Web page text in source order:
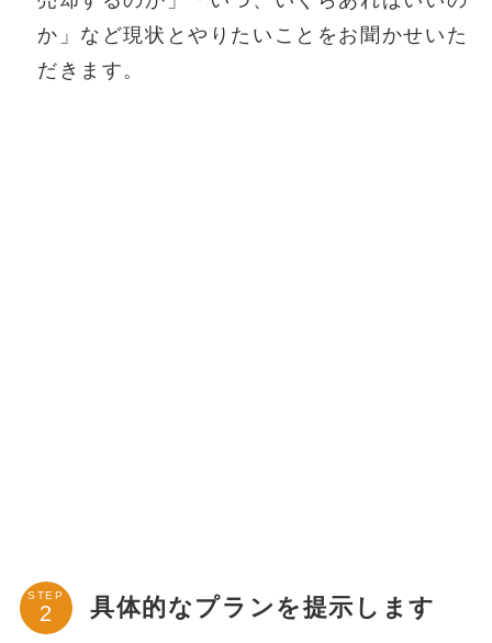
か」など現状とやりたいことをお聞かせいた
だきます。
STEP 具体的なプランを提示します